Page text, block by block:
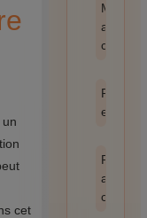
cet
anti-
cafards
et
Produit
anti
cafards